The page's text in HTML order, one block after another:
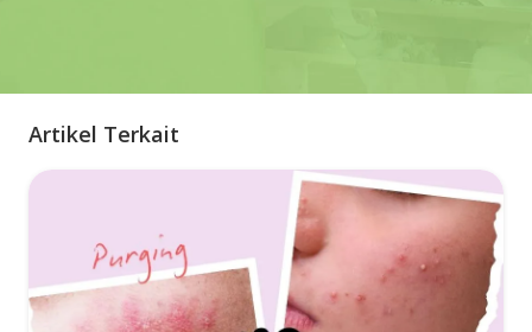
Artikel Terkait